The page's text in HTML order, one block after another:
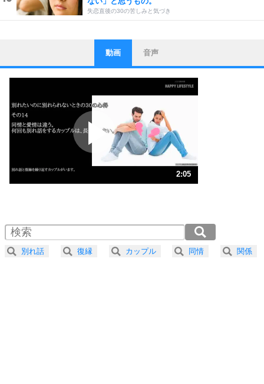
失恋直後の30の苦しみと気づき
1
ストレス対策
他人と比べない。
いっそのこと、他人を見ない。
いらいらしない人になる30の方法
ポジティブになれない原因は、行動しないから。
ポジティブ思考になる30の方法
ストレス対策
人生、なんとかなるもの。
気楽に生きる30の方法
4 器の大きい人は、怒りを優しさで表現する。
プラス思考
動画 音声
2:05
2.0倍速 （246KB 1分2秒）
2.5倍速 （197KB 50秒）
3.0倍速 （164KB 41秒）
別れ話 復縁 カップル 同情 関係